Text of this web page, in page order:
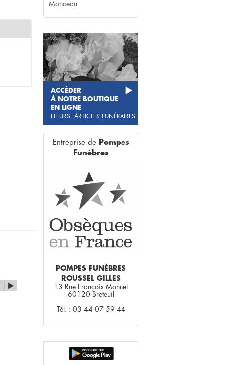
Monceau
ACCÉDER
À NOTRE BOUTIQUE
EN LIGNE
FLEURS, ARTICLES FUNÉRAIRES
Entreprise de Pompes
Funèbres
POMPES FUNÈBRES
ROUSSEL GILLES
13 Rue François Monnet
60120 Breteuil
Tél. : 03 44 07 59 44